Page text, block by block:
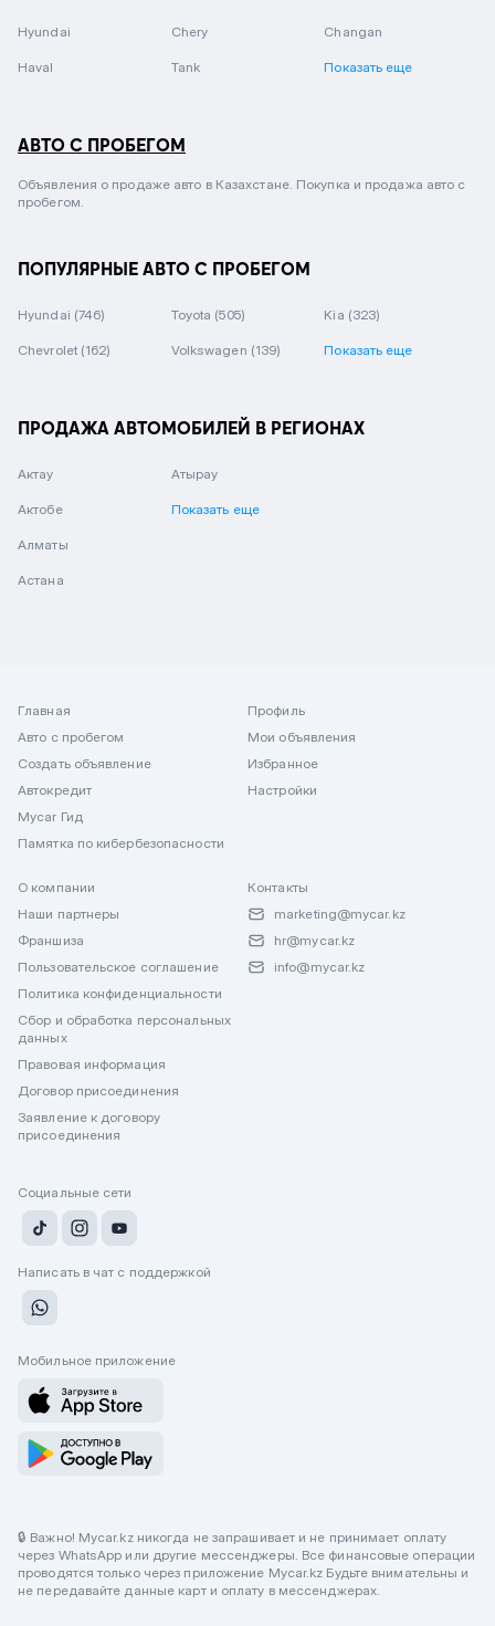
Hyundai Chery Changan
Haval Tank Показать еще
АВТО С ПРОБЕГОМ
Объявления о продаже авто в Казахстане. Покупка и продажа авто с
пробегом.
ПОПУЛЯРНЫЕ АВТО С ПРОБЕГОМ
Hyundai (746) Toyota (505) Kia (323)
Chevrolet (162) Volkswagen (139) Показать еще
ПРОДАЖА АВТОМОБИЛЕЙ В РЕГИОНАХ
Актау
Актобе
Алматы
Астана
Атырау
Показать еще
Главная
Авто с пробегом
Создать объявление
Автокредит
Mycar Гид
Памятка по кибербезопасности
Профиль
Мои объявления
Избранное
Настройки
О компании
Наши партнеры
Франшиза
Пользовательское соглашение
Политика конфиденциальности
Сбор и обработка персональных
данных
Правовая информация
Договор присоединения
Заявление к договору
присоединения
Контакты
marketing@mycar.kz
hr@mycar.kz
info@mycar.kz
Социальные сети
Написать в чат с поддержкой
Мобильное приложение
🔒 Важно! Mycar.kz никогда не запрашивает и не принимает оплату
через WhatsApp или другие мессенджеры. Все финансовые операции
проводятся только через приложение Mycar.kz Будьте внимательны и
не передавайте данные карт и оплату в мессенджерах.